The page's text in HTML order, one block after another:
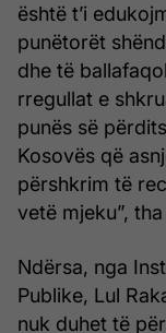
është t’i
punëtorët
dhe të
rregullat e
punës së
Kosovës që
përshkrim të
vetë mjeku”,
Ndërsa, nga
Publike, Lul
nuk duhet të